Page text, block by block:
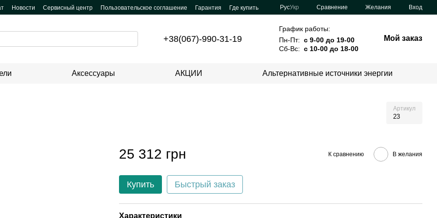
Новости Сервисный центр Пользовательское соглашение Гарантия Где купить РусУкр Сравнение Желания Вход
+38(067)-990-31-19
График работы:
Пн-Пт: с 9-00 до 19-00
Сб-Вс: с 10-00 до 18-00
Мой заказ
Аксессуары АКЦИИ Альтернативные источники энергии
Артикул
23
25 312 грн К сравнению В желания
Купить Быстрый заказ
Характеристики